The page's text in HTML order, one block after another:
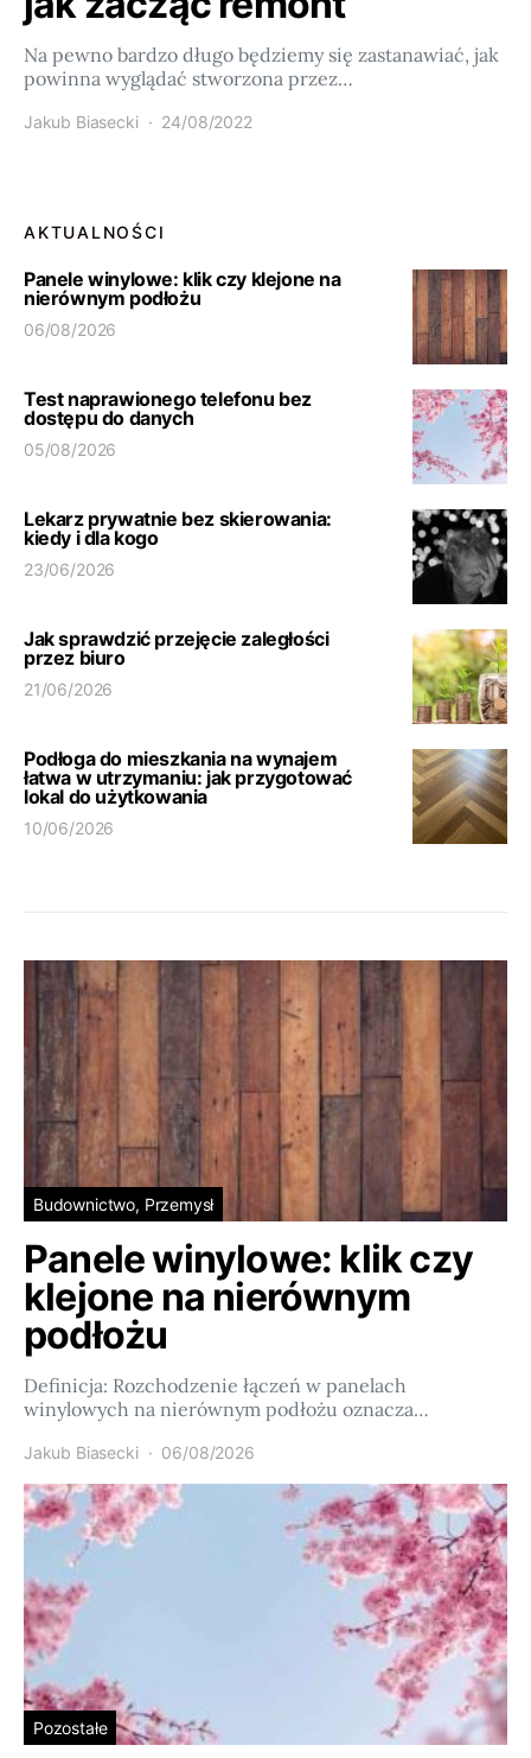
Na pewno bardzo długo będziemy się zastanawiać, jak
powinna wyglądać stworzona przez…
Jakub Biasecki 24/08/2022
AKTUALNOŚCI
Panele winylowe: klik czy klejone na
nierównym podłożu
06/08/2026
Test naprawionego telefonu bez
dostępu do danych
05/08/2026
Lekarz prywatnie bez skierowania:
kiedy i dla kogo
23/06/2026
Jak sprawdzić przejęcie zaległości
przez biuro
21/06/2026
Podłoga do mieszkania na wynajem
łatwa w utrzymaniu: jak przygotować
lokal do użytkowania
10/06/2026
Budownictwo, Przemysł
Panele winylowe: klik czy
klejone na nierównym
podłożu
Definicja: Rozchodzenie łączeń w panelach
winylowych na nierównym podłożu oznacza…
Jakub Biasecki 06/08/2026
Pozostałe